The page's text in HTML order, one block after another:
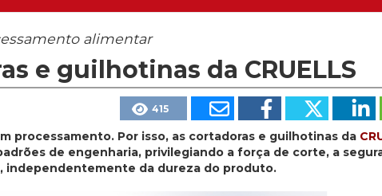
alimentar
e guilhotinas da CRUELLS
415
processamento. Por isso, as cortadoras e guilhotinas da
de engenharia, privilegiando a força de corte, a
independentemente da dureza do produto.